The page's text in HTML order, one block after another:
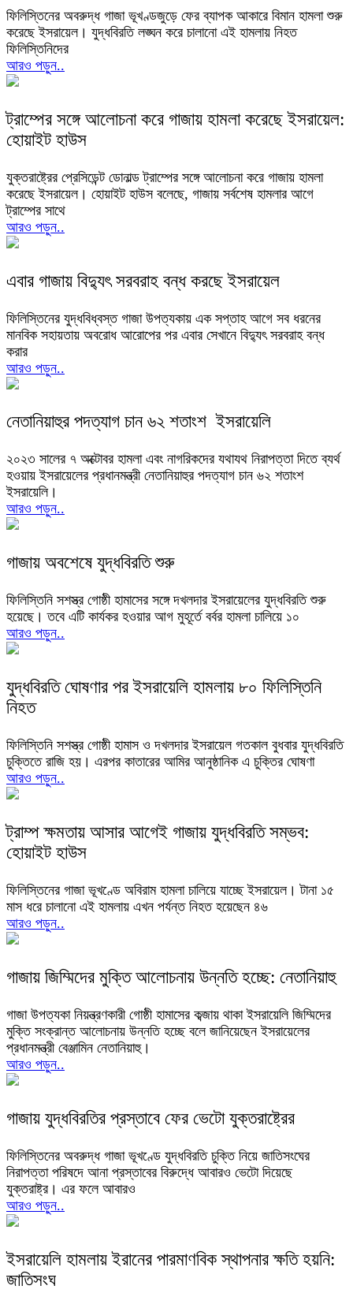
ফিলিস্তিনের অবরুদ্ধ গাজা ভূখণ্ডজুড়ে ফের ব্যাপক আকারে বিমান হামলা শুরু
করেছে ইসরায়েল। যুদ্ধবিরতি লঙ্ঘন করে চালানো এই হামলায় নিহত
ফিলিস্তিনিদের
আরও পড়ুন..
ট্রাম্পের সঙ্গে আলোচনা করে গাজায় হামলা করেছে ইসরায়েল:
হোয়াইট হাউস
যুক্তরাষ্ট্রের প্রেসিডেন্ট ডোনাল্ড ট্রাম্পের সঙ্গে আলোচনা করে গাজায় হামলা
করেছে ইসরায়েল। হোয়াইট হাউস বলেছে, গাজায় সর্বশেষ হামলার আগে
ট্রাম্পের সাথে
আরও পড়ুন..
এবার গাজায় বিদ্যুৎ সরবরাহ বন্ধ করছে ইসরায়েল
ফিলিস্তিনের যুদ্ধবিধ্বস্ত গাজা উপত্যকায় এক সপ্তাহ আগে সব ধরনের
মানবিক সহায়তায় অবরোধ আরোপের পর এবার সেখানে বিদ্যুৎ সরবরাহ বন্ধ
করার
আরও পড়ুন..
নেতানিয়াহুর পদত্যাগ চান ৬২ শতাংশ ইসরায়েলি
২০২৩ সালের ৭ অক্টোবর হামলা এবং নাগরিকদের যথাযথ ‍নিরাপত্তা দিতে ব্যর্থ
হওয়ায় ইসরায়েলের প্রধানমন্ত্রী নেতানিয়াহুর পদত্যাগ চান ৬২ শতাংশ
ইসরায়েলি।
আরও পড়ুন..
গাজায় অবশেষে যুদ্ধবিরতি শুরু
ফিলিস্তিনি সশস্ত্র গোষ্ঠী হামাসের সঙ্গে দখলদার ইসরায়েলের যুদ্ধবিরতি শুরু
হয়েছে। তবে এটি কার্যকর হওয়ার আগ মুহূর্তে বর্বর হামলা চালিয়ে ১০
আরও পড়ুন..
যুদ্ধবিরতি ঘোষণার পর ইসরায়েলি হামলায় ৮০ ফিলিস্তিনি
নিহত
ফিলিস্তিনি সশস্ত্র গোষ্ঠী হামাস ও দখলদার ইসরায়েল গতকাল বুধবার যুদ্ধবিরতি
চুক্তিতে রাজি হয়। এরপর কাতারের আমির আনুষ্ঠানিক এ চুক্তির ঘোষণা
আরও পড়ুন..
ট্রাম্প ক্ষমতায় আসার আগেই গাজায় যুদ্ধবিরতি সম্ভব:
হোয়াইট হাউস
ফিলিস্তিনের গাজা ভূখণ্ডে অবিরাম হামলা চালিয়ে যাচ্ছে ইসরায়েল। টানা ১৫
মাস ধরে চালানো এই হামলায় এখন পর্যন্ত নিহত হয়েছেন ৪৬
আরও পড়ুন..
গাজায় জিম্মিদের মুক্তি আলোচনায় উন্নতি হচ্ছে: নেতানিয়াহু
গাজা উপত্যকা নিয়ন্ত্রণকারী গোষ্ঠী হামাসের কব্জায় থাকা ইসরায়েলি জিম্মিদের
মুক্তি সংক্রান্ত আলোচনায় উন্নতি হচ্ছে বলে জানিয়েছেন ইসরায়েলের
প্রধানমন্ত্রী বেঞ্জামিন নেতানিয়াহু।
আরও পড়ুন..
গাজায় যুদ্ধবিরতির প্রস্তাবে ফের ভেটো যুক্তরাষ্ট্রের
ফিলিস্তিনের অবরুদ্ধ গাজা ভূখণ্ডে যুদ্ধবিরতি চুক্তি নিয়ে জাতিসংঘের
নিরাপত্তা পরিষদে আনা প্রস্তাবের বিরুদ্ধে আবারও ভেটো দিয়েছে
যুক্তরাষ্ট্র। এর ফলে আবারও
আরও পড়ুন..
ইসরায়েলি হামলায় ইরানের পারমাণবিক স্থাপনার ক্ষতি হয়নি:
জাতিসংঘ